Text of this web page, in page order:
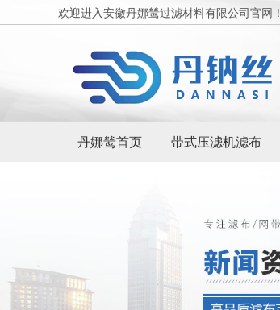
欢迎进入安徽丹娜鸶过滤材料有限公司官网！
丹娜鸶首页 带式压滤机滤布